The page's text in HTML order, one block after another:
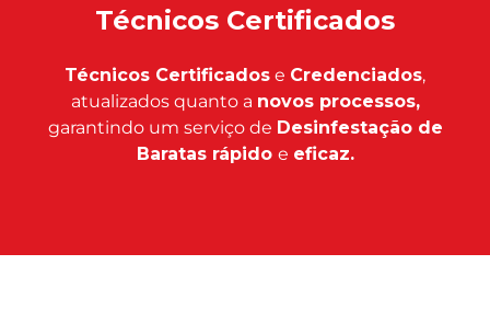
Técnicos Certificados
Técnicos Certificados e Credenciados,
atualizados quanto a novos processos,
garantindo um serviço de Desinfestação de
Baratas rápido e eficaz.